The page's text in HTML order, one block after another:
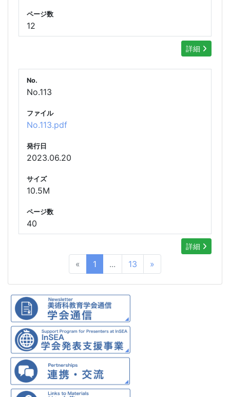
ページ数
12
詳細
No.
No.113
ファイル
No.113.pdf
発行日
2023.06.20
サイズ
10.5M
ページ数
40
詳細
« 1 ... 13 »